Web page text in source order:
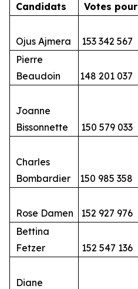
Candidats Votes pour
Ojus Ajmera 153 342 567
Pierre
Beaudoin
148 201 037
Joanne
Bissonnette
150 579 033
Charles
Bombardier
150 985 358
Rose Damen 152 927 976
Bettina
Fetzer
152 547 136
Diane